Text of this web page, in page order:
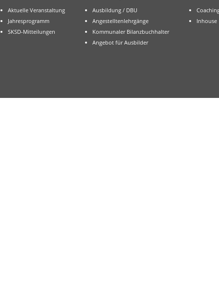
Aktuelle Veranstaltung
Jahresprogramm
SKSD-Mitteilungen
Ausbildung / DBU
Angestelltenlehrgänge
Kommunaler Bilanzbuchhalter
Angebot für Ausbilder
Inhouse